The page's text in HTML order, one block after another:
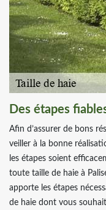
Des étapes
Afin d’assurer de bons
veiller à la bonne
les étapes soient
toute taille de haie à
apporte les étapes
de haie dont vous